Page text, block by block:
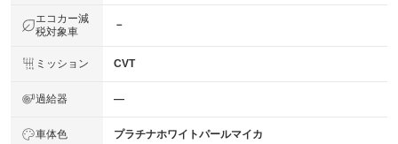
エコカー減
税対象車
－
ミッション CVT
過給器 ―
車体色 プラチナホワイトパールマイカ